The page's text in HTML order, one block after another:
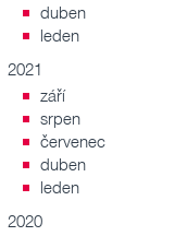
duben
leden
2021
září
srpen
červenec
duben
leden
2020